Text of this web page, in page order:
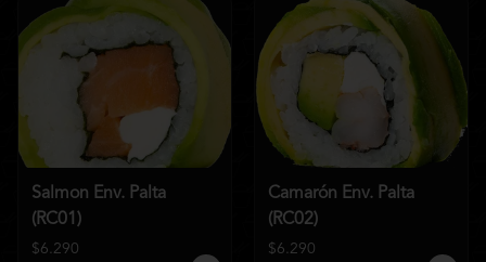
Salmon Env. Palta
(RC01)
$6.290
Camarón Env. Palta
(RC02)
$6.290